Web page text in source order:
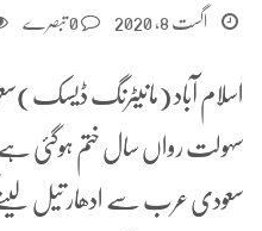
اگست 8, 2020
اسلام آباد (مانیٹرنگ
سہولت رواں سال ختم ہوگئی
سعودی عرب سے ادھار تیل